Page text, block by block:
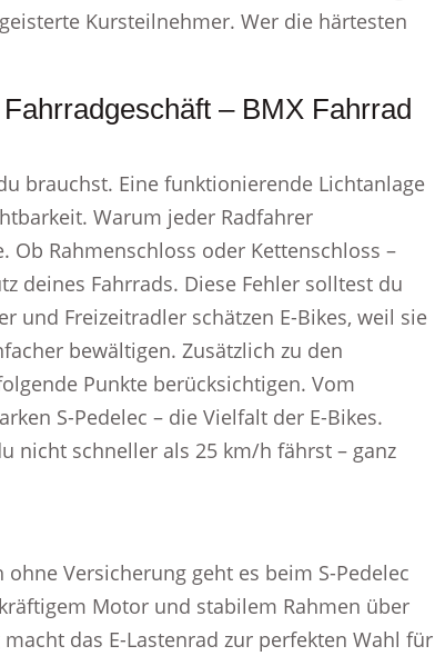
Kursteilnehmer. Wer die härtesten
– BMX Fahrrad
brauchst. Eine funktionierende Lichtanlage
Warum jeder Radfahrer
Ob Rahmenschloss oder Kettenschloss –
deines Fahrrads. Diese Fehler solltest du
und Freizeitradler schätzen E-Bikes, weil sie
bewältigen. Zusätzlich zu den
Punkte berücksichtigen. Vom
S-Pedelec – die Vielfalt der E-Bikes.
nicht schneller als 25 km/h fährst – ganz
Versicherung geht es beim S-Pedelec
Motor und stabilem Rahmen über
das E-Lastenrad zur perfekten Wahl für